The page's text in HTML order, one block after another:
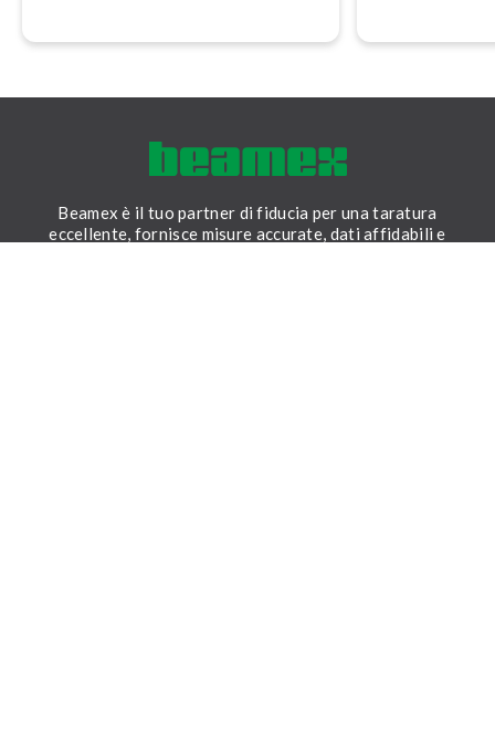
Beamex è il tuo partner di fiducia per una taratura
eccellente, fornisce misure accurate, dati affidabili e